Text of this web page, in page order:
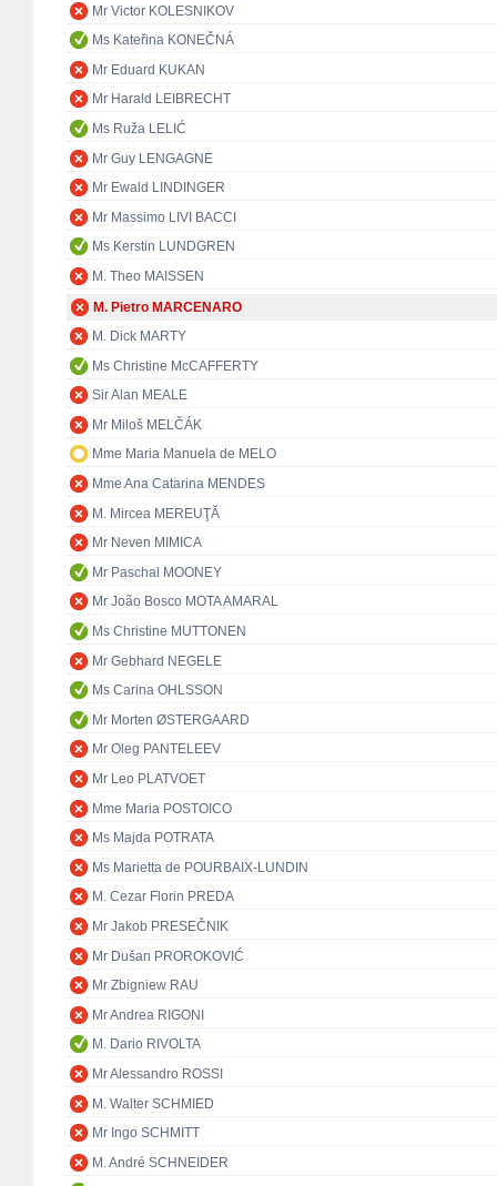
Mr Victor KOLESNIKOV
Ms Kateřina KONEČNÁ
Mr Eduard KUKAN
Mr Harald LEIBRECHT
Ms Ruža LELIĆ
Mr Guy LENGAGNE
Mr Ewald LINDINGER
Mr Massimo LIVI BACCI
Ms Kerstin LUNDGREN
M. Theo MAISSEN
M. Pietro MARCENARO
M. Dick MARTY
Ms Christine McCAFFERTY
Sir Alan MEALE
Mr Miloš MELČÁK
Mme Maria Manuela de MELO
Mme Ana Catarina MENDES
M. Mircea MEREUŢĂ
Mr Neven MIMICA
Mr Paschal MOONEY
Mr João Bosco MOTA AMARAL
Ms Christine MUTTONEN
Mr Gebhard NEGELE
Ms Carina OHLSSON
Mr Morten ØSTERGAARD
Mr Oleg PANTELEEV
Mr Leo PLATVOET
Mme Maria POSTOICO
Ms Majda POTRATA
Ms Marietta de POURBAIX-LUNDIN
M. Cezar Florin PREDA
Mr Jakob PRESEČNIK
Mr Dušan PROROKOVIĆ
Mr Zbigniew RAU
Mr Andrea RIGONI
M. Dario RIVOLTA
Mr Alessandro ROSSI
M. Walter SCHMIED
Mr Ingo SCHMITT
M. André SCHNEIDER